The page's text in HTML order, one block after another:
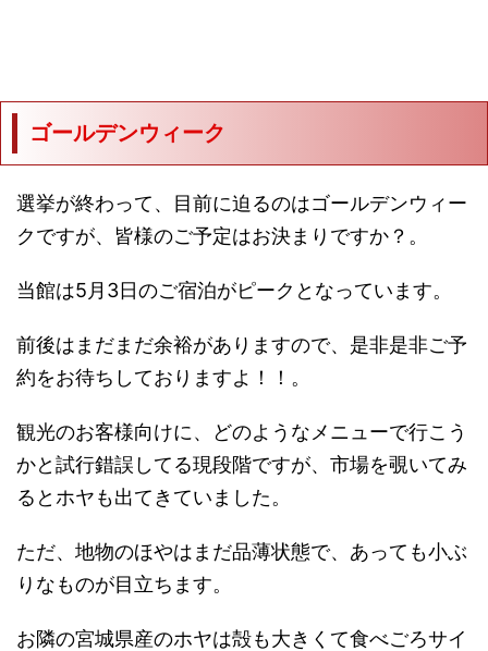
ゴールデンウィーク
選挙が終わって、目前に迫るのはゴールデンウィー
クですが、皆様のご予定はお決まりですか？。
当館は5月3日のご宿泊がピークとなっています。
前後はまだまだ余裕がありますので、是非是非ご予
約をお待ちしておりますよ！！。
観光のお客様向けに、どのようなメニューで行こう
かと試行錯誤してる現段階ですが、市場を覗いてみ
るとホヤも出てきていました。
ただ、地物のほやはまだ品薄状態で、あっても小ぶ
りなものが目立ちます。
お隣の宮城県産のホヤは殻も大きくて食べごろサイ